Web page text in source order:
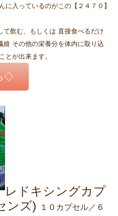
に入っているのがこの【２４７０】
て飲む、もしくは 直接食べるだけ
その他の栄養分を体内に取り込
とが出来ます。
◇
レドキシングカプ
ンズ)
１０カプセル／６